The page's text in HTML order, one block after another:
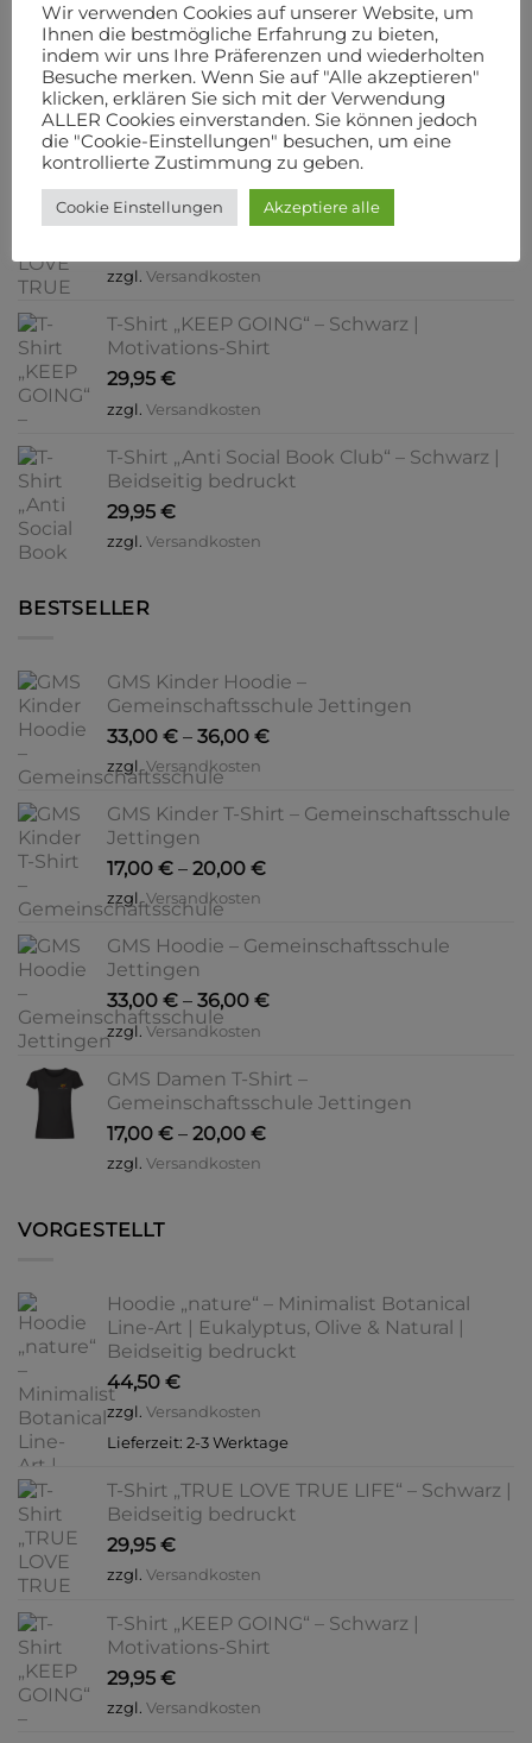
der
Produktseite
gewählt
werden
Hoodie „nature“ – Minimalist Botanical
Line-Art | Eukalyptus, Olive & Natural |
Beidseitig bedruckt
44,50€
zzgl. Versandkosten
Lieferzeit:2-3 Werktage
T-Shirt „TRUE LOVE TRUE LIFE“ – Schwarz |
Beidseitig bedruckt
zzgl. Versandkosten
T-Shirt „KEEP GOING“ – Schwarz |
Motivations-Shirt
29,95 €
zzgl. Versandkosten
T-Shirt „Anti Social Book Club“ – Schwarz |
Beidseitig bedruckt
29,95 €
zzgl. Versandkosten
BESTSELLER
GMS Kinder Hoodie –
Gemeinschaftsschule Jettingen
33,00 € – 36,00 €
zzgl.Versandkosten
GMS Kinder T-Shirt – Gemeinschaftsschule
Jettingen
17,00 € – 20,00 €
zzgl.Versandkosten
GMS Hoodie – Gemeinschaftsschule
Jettingen
33,00 € – 36,00 €
zzgl. Versandkosten
GMS Damen T-Shirt –
Gemeinschaftsschule Jettingen
17,00 € – 20,00 €
zzgl. Versandkosten
VORGESTELLT
Hoodie „nature“ – Minimalist Botanical
Line-Art | Eukalyptus, Olive & Natural |
Beidseitig bedruckt
44,50 €
zzgl. Versandkosten
Lieferzeit: 2-3 Werktage
T-Shirt „TRUE LOVE TRUE LIFE“ – Schwarz |
Beidseitig bedruckt
29,95 €
zzgl. Versandkosten
T-Shirt „KEEP GOING“ – Schwarz |
Motivations-Shirt
29,95 €
zzgl. Versandkosten
Wir verwenden Cookies auf unserer Website, um
Ihnen die bestmögliche Erfahrung zu bieten,
indem wir uns Ihre Präferenzen und wiederholten
Besuche merken. Wenn Sie auf "Alle akzeptieren"
klicken, erklären Sie sich mit der Verwendung
ALLER Cookies einverstanden. Sie können jedoch
die "Cookie-Einstellungen" besuchen, um eine
kontrollierte Zustimmung zu geben.
Cookie Einstellungen Akzeptiere alle